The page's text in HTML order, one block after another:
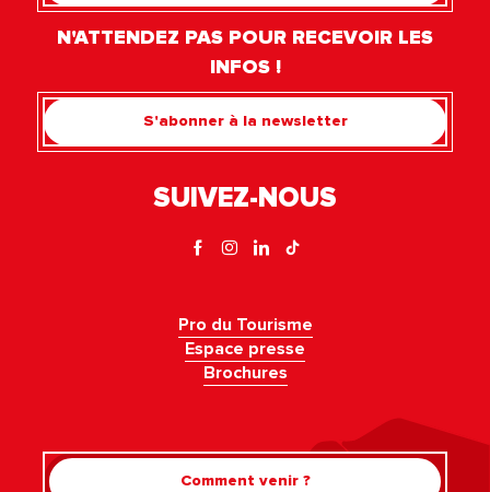
N'ATTENDEZ PAS POUR RECEVOIR LES
INFOS !
S'abonner à la newsletter
SUIVEZ-NOUS
Pro du Tourisme
Espace presse
Brochures
Comment venir ?